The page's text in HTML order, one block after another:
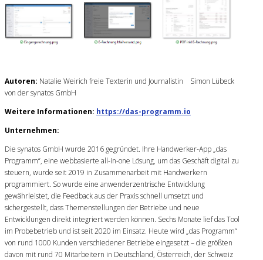
Autoren: Natalie Weirich freie Texterin und Journalistin Simon Lübeck
von der synatos GmbH
Weitere Informationen: https://das-programm.io
Unternehmen:
Die synatos GmbH wurde 2016 gegründet. Ihre Handwerker-App „das
Programm“, eine webbasierte all-in-one Lösung, um das Geschäft digital zu
steuern, wurde seit 2019 in Zusammenarbeit mit Handwerkern
programmiert. So wurde eine anwenderzentrische Entwicklung
gewährleistet, die Feedback aus der Praxis schnell umsetzt und
sichergestellt, dass Themenstellungen der Betriebe und neue
Entwicklungen direkt integriert werden können. Sechs Monate lief das Tool
im Probebetrieb und ist seit 2020 im Einsatz. Heute wird „das Programm“
von rund 1000 Kunden verschiedener Betriebe eingesetzt – die größten
davon mit rund 70 Mitarbeitern in Deutschland, Österreich, der Schweiz